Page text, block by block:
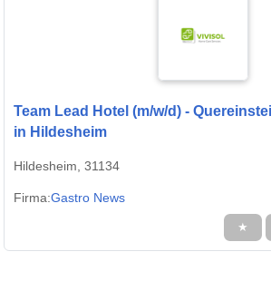
Team Lead Hotel (m/w/d) -
in Hildesheim
Hildesheim, 31134
Firma:Gastro News
★